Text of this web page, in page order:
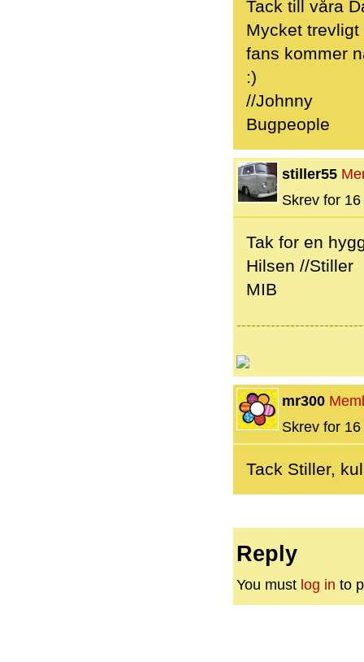
Tack till våra
Mycket
fans kommer
:)
//Johnny
Bugpeople
stiller55
Skrev for
Tak for en
Hilsen //Stiller
MIB
mr300
Skrev for
Tack Stiller,
Reply
You must log in to